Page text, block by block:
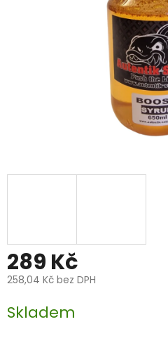
hvězdiček.
289 Kč
258,04 Kč bez DPH
cena:
Skladem